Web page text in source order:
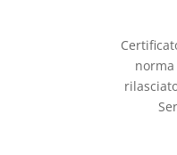
norma